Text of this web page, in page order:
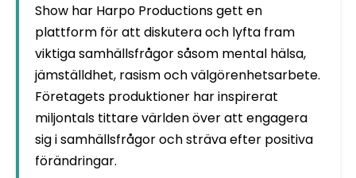
Show har Harpo Productions gett en
plattform för att diskutera och lyfta fram
viktiga samhällsfrågor såsom mental hälsa,
jämställdhet, rasism och välgörenhetsarbete.
Företagets produktioner har inspirerat
miljontals tittare världen över att engagera
sig i samhällsfrågor och sträva efter positiva
förändringar.